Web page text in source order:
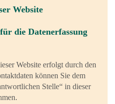
Website
die Datenerfassung
Website erfolgt durch den
können Sie dem
Stelle“ in dieser